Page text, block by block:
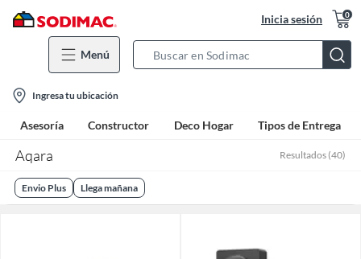
Inicia sesión 0
Menú
Bar
location-
icon
Ingresa tu ubicación
Asesoría Constructor Deco Hogar Tipos de Entrega
Aqara Resultados (40)
Envio Plus Llega mañana